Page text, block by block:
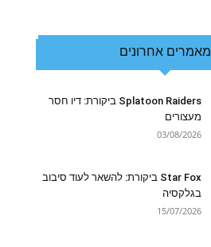
מאמרים אחרונים
Splatoon Raiders ביקורת: דיו חסר
מעצורים
03/08/2026
Star Fox ביקורת: להשאר לעוד סיבוב
בגלקסיה
15/07/2026